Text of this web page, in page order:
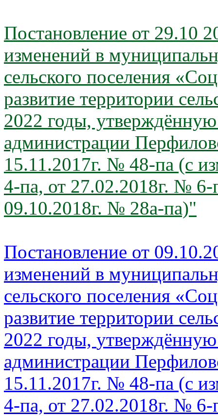
Постановление от 29.10
изменений в
сельского поселения
развитие территории
2022 годы,
администрации
15.11.2017г. № 48-па (с
4-па, от 27.02.2018г. №
09.10.2018г. № 28а-па)"
Постановление от
изменений в
сельского поселения
развитие территории
2022 годы,
администрации
15.11.2017г. № 48-па (с
4-па, от 27.02.2018г. №